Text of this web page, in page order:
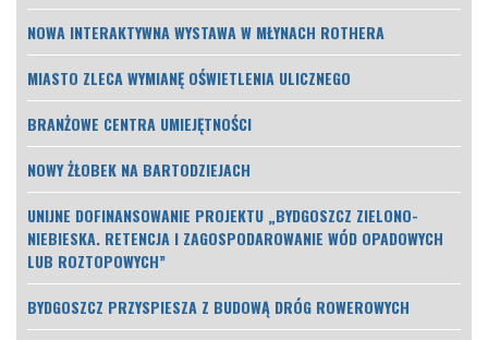
NOWA INTERAKTYWNA WYSTAWA W MŁYNACH ROTHERA
MIASTO ZLECA WYMIANĘ OŚWIETLENIA ULICZNEGO
BRANŻOWE CENTRA UMIEJĘTNOŚCI
NOWY ŻŁOBEK NA BARTODZIEJACH
UNIJNE DOFINANSOWANIE PROJEKTU „BYDGOSZCZ ZIELONO-
NIEBIESKA. RETENCJA I ZAGOSPODAROWANIE WÓD OPADOWYCH
LUB ROZTOPOWYCH”
BYDGOSZCZ PRZYSPIESZA Z BUDOWĄ DRÓG ROWEROWYCH